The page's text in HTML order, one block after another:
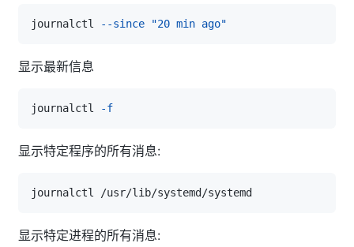
journalctl --since "20 min ago"
显示最新信息
journalctl -f
显示特定程序的所有消息:
显示特定进程的所有消息: